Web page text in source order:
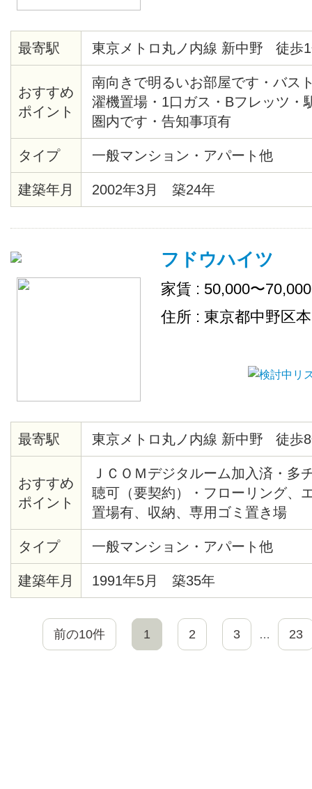
最寄駅 東京メトロ丸ノ内線 新中野 徒歩
おすすめ
ポイント
南向きで明るいお部屋です・バス
濯機置場・1口ガス・Bフレッツ・
圏内です・告知事項有
タイプ 一般マンション・アパート他
建築年月 2002年3月 築24年
フドウハイツ
家賃 : 50,000〜
住所 : 東京都中野区
最寄駅 東京メトロ丸ノ内線 新中野 徒歩
おすすめ
ポイント
ＪＣＯＭデジタルーム加入済・多
聴可（要契約）・フローリング、
置場有、収納、専用ゴミ置き場
タイプ 一般マンション・アパート他
建築年月 1991年5月 築35年
前の10件 1 2 3 … 23